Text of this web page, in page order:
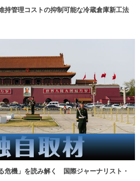
持管理コストの抑制可能な冷蔵倉庫新工法
危機」を読み解く 国際ジャーナリスト・